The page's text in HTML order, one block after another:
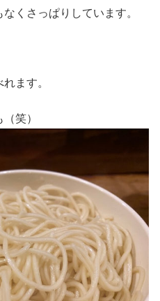
くさっぱりしています。
ます。
笑）